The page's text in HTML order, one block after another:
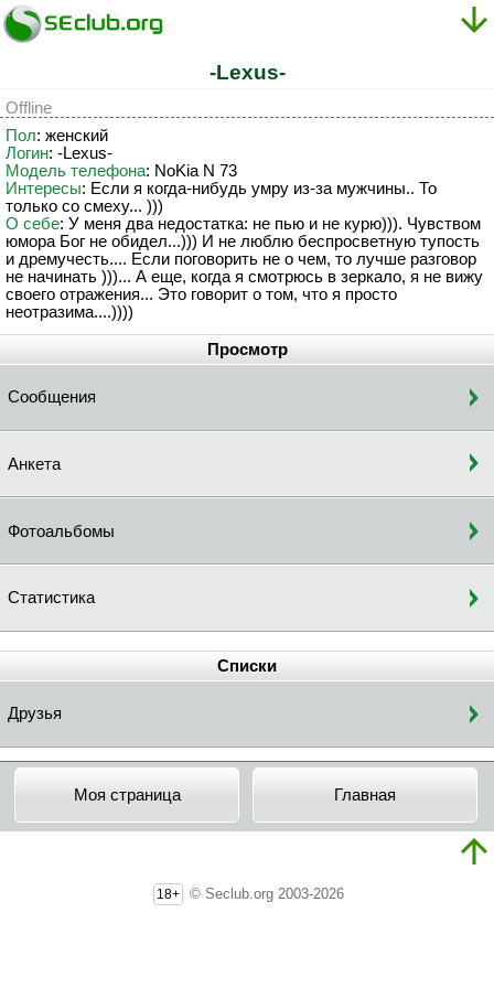
-Lexus-
Offline
Пол: женский
Логин: -Lexus-
Модель телефона: NoKia N 73
Интересы: Если я когда-нибудь умру из-за мужчины.. То
только со смеху... )))
О себе: У меня два недостатка: не пью и не курю))). Чувством
юмора Бог не обидел...))) И не люблю беспросветную тупость
и дремучесть.... Если поговорить не о чем, то лучше разговор
не начинать )))... А еще, когда я смотрюсь в зеркало, я не вижу
своего отражения... Это говорит о том, что я просто
неотразима....))))
Просмотр
Сообщения
Анкета
Фотоальбомы
Статистика
Списки
Друзья
Моя страница Главная
18+ © Seclub.org 2003-2026